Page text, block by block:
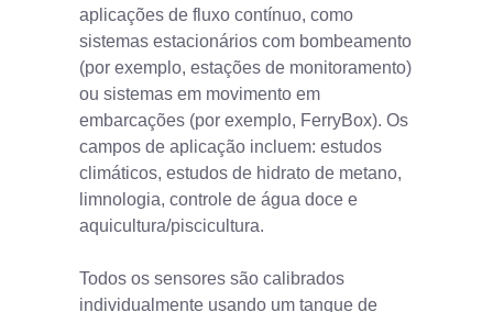
aplicações de fluxo contínuo, como
sistemas estacionários com bombeamento
(por exemplo, estações de monitoramento)
ou sistemas em movimento em
embarcações (por exemplo, FerryBox). Os
campos de aplicação incluem: estudos
climáticos, estudos de hidrato de metano,
limnologia, controle de água doce e
aquicultura/piscicultura.
Todos os sensores são calibrados
individualmente usando um tanque de